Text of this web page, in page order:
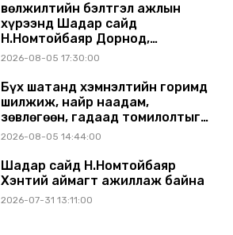
Өвөлжилтийн бэлтгэл ажлын
хүрээнд Шадар сайд
Н.Номтойбаяр Дорнод,
Сүхбаатар аймагт ажиллав
2026-08-05 17:30:00
Бүх шатанд хэмнэлтийн горимд
шилжиж, найр наадам,
зөвлөгөөн, гадаад томилолтыг
хориглолоо
2026-08-05 14:44:00
Шадар сайд Н.Номтойбаяр
Хэнтий аймагт ажиллаж байна
2026-07-31 13:11:00